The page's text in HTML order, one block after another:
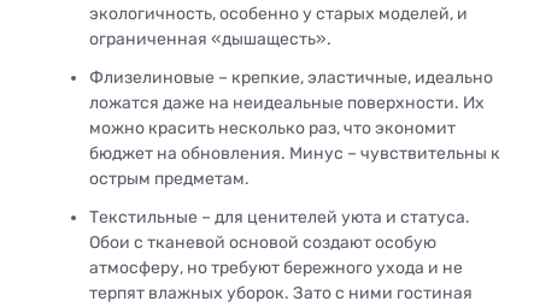
экологичность, особенно у старых моделей, и
ограниченная «дышащесть».
Флизелиновые – крепкие, эластичные, идеально
ложатся даже на неидеальные поверхности. Их
можно красить несколько раз, что экономит
бюджет на обновления. Минус – чувствительны к
острым предметам.
Текстильные – для ценителей уюта и статуса.
Обои с тканевой основой создают особую
атмосферу, но требуют бережного ухода и не
терпят влажных уборок. Зато с ними гостиная